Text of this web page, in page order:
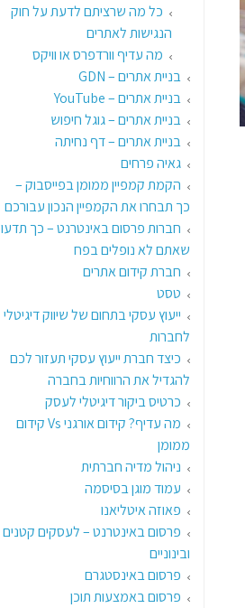
כל מה שרציתם לדעת על חוק
הנגישות לאתרים
מה עדיף וורדפרס או וויקס
בניית אתרים – GDN
בניית אתרים – YouTube
בניית אתרים – גוגל חיפוש
בניית אתרים – דף נחיתה
גאיה פרחים
הקמת קמפיין ממומן בפייסבוק –
כך תבחרו את הקמפיין הנכון עבורכם
חברות פרסום באינטרנט – כך תדעו
שאתם לא נופלים בפח
חברת קידום אתרים
טסט
ייעוץ עסקי בתחום של שיווק דיגיטלי
לחברות
כיצד חברת ייעוץ עסקי תעזור לכם
להגדיל את הרווחיות בחברה
כרטיס ביקור דיגיטלי לעסק
מה עדיף? קידום אורגני Vs קידום
ממומן
ניהול מדיה חברתית
עמוד מוגן בסיסמה
פאוזה איטליאנו
פרסום באינטרנט – לעסקים קטנים
ובינוניים
פרסום באינסטגרם
פרסום באמצעות תוכן